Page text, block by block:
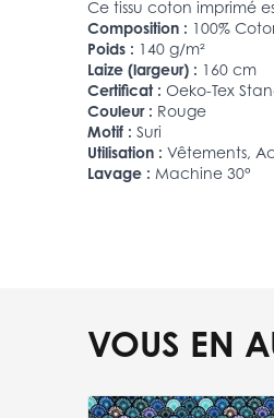
Ce tissu coton imprimé
Composition : 100%
Poids : 140 g/m²
Laize (largeur) : 160 cm
Certificat : Oeko-Tex
Couleur : Rouge
Motif : Suri
Utilisation : Vêtements,
Lavage : Machine 30°
VOUS EN
Press to skip carousel